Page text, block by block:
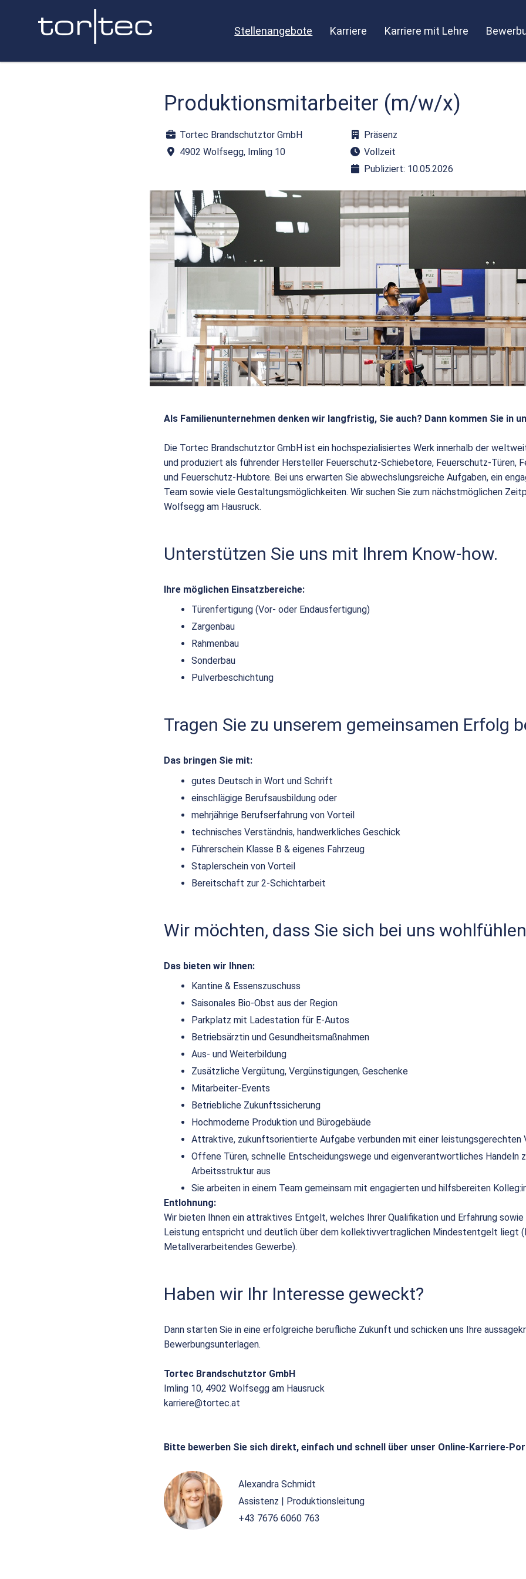
Stellenangebote Karriere Karriere mit Lehre
Produktionsmitarbeiter (m/w/x)
Tortec Brandschutztor GmbH
4902 Wolfsegg, Imling 10
Präsenz
Vollzeit
Publiziert: 10.05.2026
Als Familienunternehmen denken wir langfristig, Sie auch? Dann kommen Sie in
Die Tortec Brandschutztor GmbH ist ein hochspezialisiertes Werk innerhalb der
und produziert als führender Hersteller Feuerschutz-Schiebetore, Feuerschutz-Türen,
und Feuerschutz-Hubtore. Bei uns erwarten Sie abwechslungsreiche Aufgaben, ein
Team sowie viele Gestaltungsmöglichkeiten. Wir suchen Sie zum nächstmöglichen
Wolfsegg am Hausruck.
Unterstützen Sie uns mit Ihrem Know-how.
Ihre möglichen Einsatzbereiche:
Türenfertigung (Vor- oder Endausfertigung)
Zargenbau
Rahmenbau
Sonderbau
Pulverbeschichtung
Tragen Sie zu unserem gemeinsamen Erfolg
Das bringen Sie mit:
gutes Deutsch in Wort und Schrift
einschlägige Berufsausbildung oder
mehrjährige Berufserfahrung von Vorteil
technisches Verständnis, handwerkliches Geschick
Führerschein Klasse B & eigenes Fahrzeug
Staplerschein von Vorteil
Bereitschaft zur 2-Schichtarbeit
Wir möchten, dass Sie sich bei uns
Das bieten wir Ihnen:
Kantine & Essenszuschuss
Saisonales Bio-Obst aus der Region
Parkplatz mit Ladestation für E-Autos
Betriebsärztin und Gesundheitsmaßnahmen
Aus- und Weiterbildung
Zusätzliche Vergütung, Vergünstigungen, Geschenke
Mitarbeiter-Events
Betriebliche Zukunftssicherung
Hochmoderne Produktion und Bürogebäude
Attraktive, zukunftsorientierte Aufgabe verbunden mit einer leistungsgerechten
Offene Türen, schnelle Entscheidungswege und eigenverantwortliches Handeln
Arbeitsstruktur aus
Sie arbeiten in einem Team gemeinsam mit engagierten und hilfsbereiten
Entlohnung:
Wir bieten Ihnen ein attraktives Entgelt, welches Ihrer Qualifikation und Erfahrung sowie
Leistung entspricht und deutlich über dem kollektivvertraglichen Mindestentgelt liegt
Metallverarbeitendes Gewerbe).
Haben wir Ihr Interesse geweckt?
Dann starten Sie in eine erfolgreiche berufliche Zukunft und schicken uns Ihre
Bewerbungsunterlagen.
Tortec Brandschutztor GmbH
Imling 10, 4902 Wolfsegg am Hausruck
karriere@tortec.at
Bitte bewerben Sie sich direkt, einfach und schnell über unser Online-Karriere-
Alexandra Schmidt
Assistenz | Produktionsleitung
+43 7676 6060 763